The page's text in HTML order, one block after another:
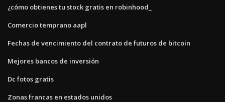
¿cómo obtienes tu stock gratis en robinhood_
Comercio temprano aapl
Fechas de vencimiento del contrato de futuros de bitcoin
Mejores bancos de inversión
Dc fotos gratis
Zonas francas en estados unidos